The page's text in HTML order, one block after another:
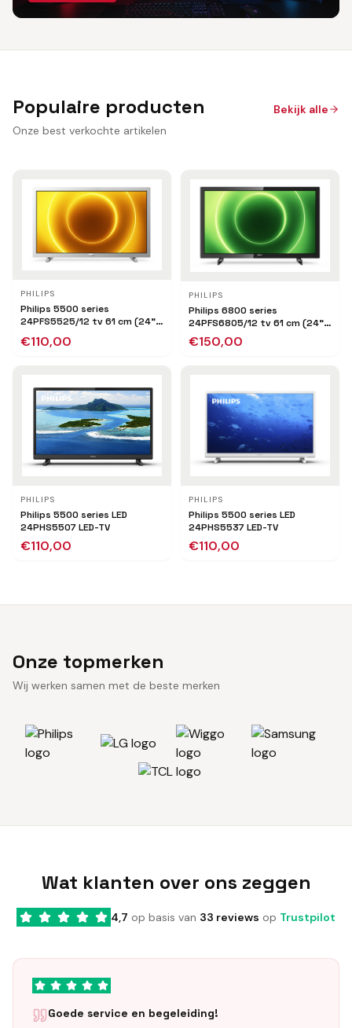
Populaire producten
Onze best verkochte artikelen
Bekijk alle
PHILIPS
Philips 5500 series
24PFS5525/12 tv 61 cm (24")
Full HD Zilver
€110,00
PHILIPS
Philips 6800 series
24PFS6805/12 tv 61 cm (24")
Full HD Smart TV Wifi Zwart
€150,00
PHILIPS
Philips 5500 series LED
24PHS5507 LED-TV
€110,00
PHILIPS
Philips 5500 series LED
24PHS5537 LED-TV
€110,00
Onze topmerken
Wij werken samen met de beste merken
Wat klanten over ons zeggen
4,7 op basis van 33 reviews op Trustpilot
Goede service en begeleiding!